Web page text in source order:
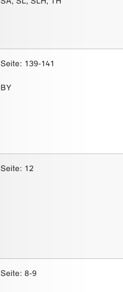
Seite: 139-141
BY
Seite: 12
Seite: 8-9